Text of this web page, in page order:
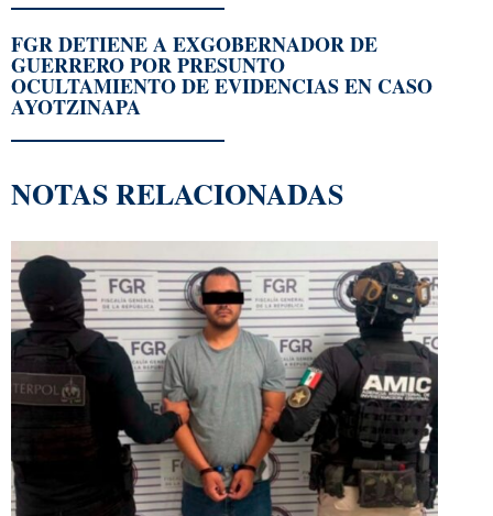
FGR DETIENE A EXGOBERNADOR DE
GUERRERO POR PRESUNTO
OCULTAMIENTO DE EVIDENCIAS EN CASO
AYOTZINAPA
NOTAS RELACIONADAS